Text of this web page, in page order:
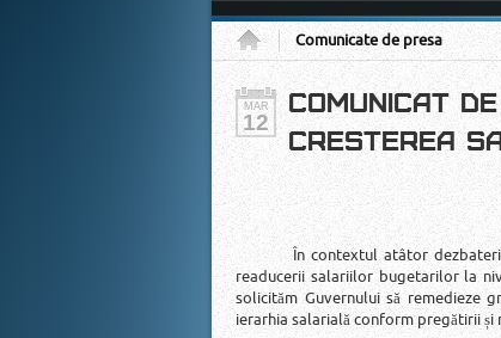
Comunicate de presa
MAR
12
COMUNICAT
CRESTEREA
În contextul atâtor
readucerii salariilor bugetarilor la
solicităm Guvernului să remedieze
ierarhia salarială conform pregătirii și